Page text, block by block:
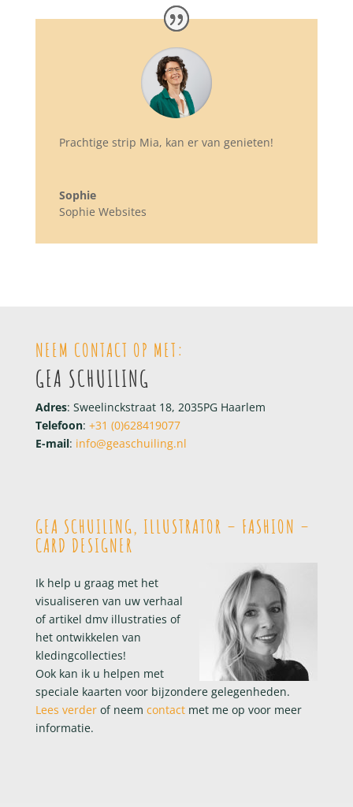
Prachtige strip Mia, kan er van genieten!
Sophie
Sophie Websites
NEEM CONTACT OP MET:
GEA SCHUILING
Adres: Sweelinckstraat 18, 2035PG Haarlem
Telefoon: +31 (0)628419077
E-mail: info@geaschuiling.nl
GEA SCHUILING, ILLUSTRATOR – FASHION –
CARD DESIGNER
Ik help u graag met het
visualiseren van uw verhaal
of artikel dmv illustraties of
het ontwikkelen van
kledingcollecties!
Ook kan ik u helpen met
speciale kaarten voor bijzondere gelegenheden.
Lees verderof neem contactmet me op voor meer
informatie.